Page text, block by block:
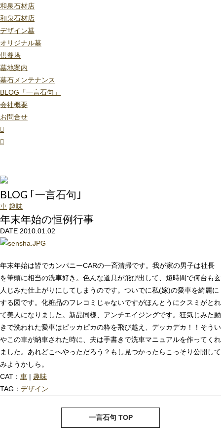
和泉石材店
和泉石材店
デザイン墓
オリジナル墓
供養塔
墓地案内
墓石メンテナンス
BLOG「一言石句」
会社概要
お問合せ
BLOG ｢一言石句｣
車 趣味
年末年始の恒例行事
DATE 2010.01.02
年末年始は皆でカンパニーCARの一斉清掃です。我が家の男子は社長
を筆頭に相当の洗車好き。色んな道具が飛び出して、短時間で何台も玄
人じみた仕上がりにしてしまうのです。ついでに私(嫁)の愛車を綺麗に
する図です。化粧品のフレコミじゃないですがほんとうにクスミがとれ
て美人になりました。新品同様、アンチエイジングです。狂気じみた動
きで洗われた愛車はピッカピカの粋を飛び越え、デッカデカ！！そうい
やこの車が納車された時に、夫は手書きで洗車マニュアルを作ってくれ
ました。あれどこへやっただろう？もし見つかったらこっそり公開して
みようかしら。
CAT： 車 | 趣味
TAG： デザイン
一言石句 TOP